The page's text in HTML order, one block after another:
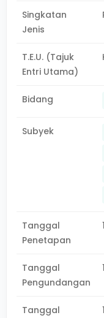
Singkatan
Jenis
T.E.U. (Tajuk
Entri Utama)
Bidang
Subyek
Tanggal
Penetapan
Tanggal
Pengundangan
Tanggal